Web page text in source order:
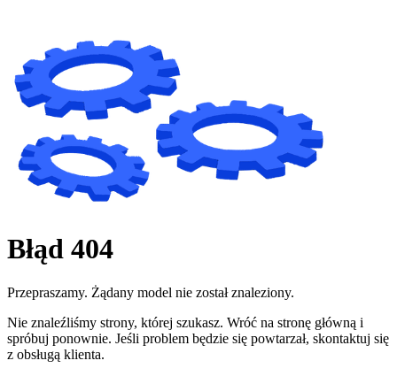
Błąd 404
Przepraszamy. Żądany model nie został znaleziony.
Nie znaleźliśmy strony, której szukasz. Wróć na stronę główną i
spróbuj ponownie. Jeśli problem będzie się powtarzał, skontaktuj się
z obsługą klienta.